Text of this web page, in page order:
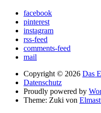
facebook
pinterest
instagram
rss-feed
comments-feed
mail
Copyright © 2026 Das
Datenschutz
Proudly powered by
Theme: Zuki von